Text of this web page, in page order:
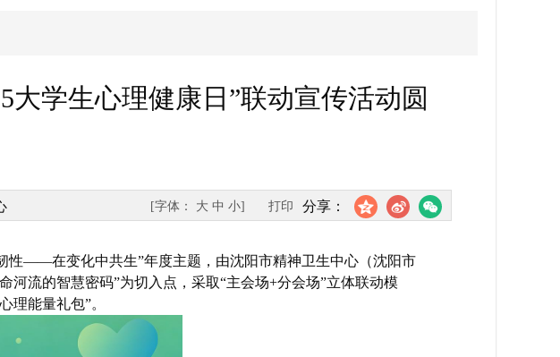
学生心理健康日”联动宣传活动圆
分享：
[字体： 大 中 小] 打印
性——在变化中共生”年度主题，由沈阳市精神卫生中心（沈阳市
流的智慧密码”为切入点，采取“主会场+分会场”立体联动模
理能量礼包”。